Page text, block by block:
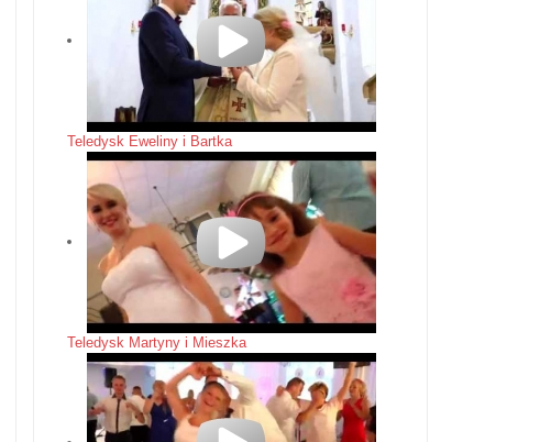
Teledysk Eweliny i Bartka
Teledysk Martyny i Mieszka